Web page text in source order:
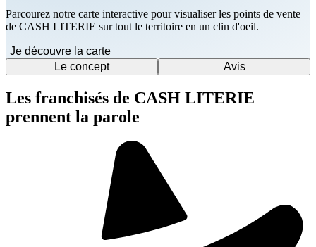
Parcourez notre carte interactive pour visualiser les points de vente
de CASH LITERIE sur tout le territoire en un clin d'oeil.
Je découvre la carte
Le concept
Avis
Les franchisés de CASH LITERIE
prennent la parole